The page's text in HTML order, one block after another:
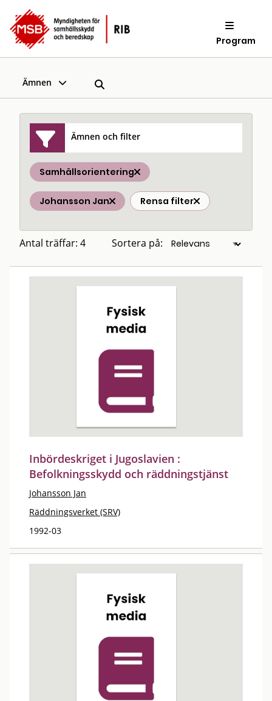
Program
Ämnen
Ämnen och filter
Samhällsorientering
Johansson Jan Rensa filter
Antal träffar: 4 Sortera på:
Inbördeskriget i Jugoslavien :
Befolkningsskydd och räddningstjänst
Johansson Jan
Räddningsverket (SRV)
1992-03